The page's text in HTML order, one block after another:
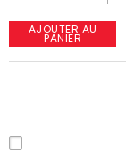
AJOUTER AU
PANIER